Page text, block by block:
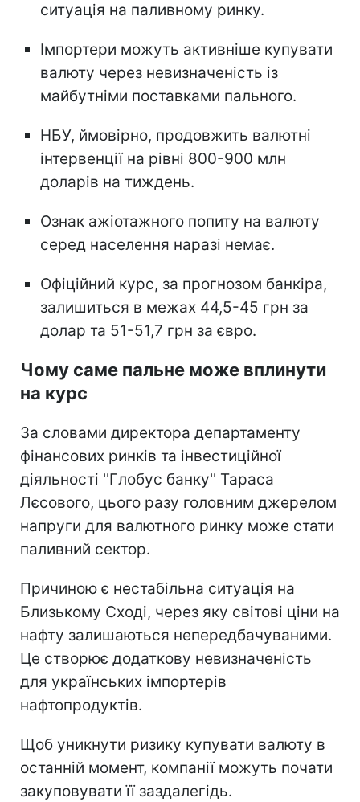
ситуація на паливному ринку.
Імпортери можуть активніше купувати
валюту через невизначеність із
майбутніми поставками пального.
НБУ, ймовірно, продовжить валютні
інтервенції на рівні 800-900 млн
доларів на тиждень.
Ознак ажіотажного попиту на валюту
серед населення наразі немає.
Офіційний курс, за прогнозом банкіра,
залишиться в межах 44,5-45 грн за
долар та 51-51,7 грн за євро.
Чому саме пальне може вплинути
на курс
За словами директора департаменту
фінансових ринків та інвестиційної
діяльності ''Глобус банку'' Тараса
Лєсового, цього разу головним джерелом
напруги для валютного ринку може стати
паливний сектор.
Причиною є нестабільна ситуація на
Близькому Сході, через яку світові ціни на
нафту залишаються непередбачуваними.
Це створює додаткову невизначеність
для українських імпортерів
нафтопродуктів.
Щоб уникнути ризику купувати валюту в
останній момент, компанії можуть почати
закуповувати її заздалегідь.